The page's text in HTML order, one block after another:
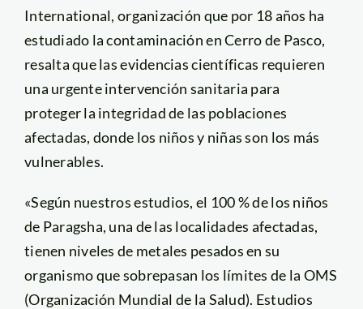
International, organización que por 18 años ha
estudiado la contaminación en Cerro de Pasco,
resalta que las evidencias científicas requieren
una urgente intervención sanitaria para
proteger la integridad de las poblaciones
afectadas, donde los niños y niñas son los más
vulnerables.
«Según nuestros estudios, el 100 % de los niños
de Paragsha, una de las localidades afectadas,
tienen niveles de metales pesados en su
organismo que sobrepasan los límites de la OMS
(Organización Mundial de la Salud). Estudios